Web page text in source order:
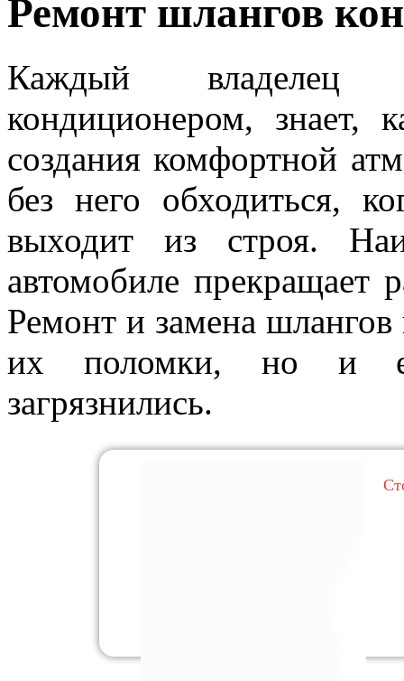
Ремонт шлангов
Каждый владелец
кондиционером, знает,
создания комфортной
без него обходиться,
выходит из строя.
автомобиле прекращает
Ремонт и замена
их поломки, но и
загрязнились.